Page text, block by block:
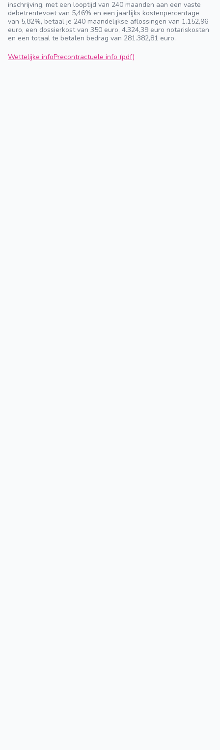
inschrijving, met een looptijd van 240 maanden aan een vaste
debetrentevoet van 5,46% en een jaarlijks kostenpercentage
van 5,82%, betaal je 240 maandelijkse aflossingen van 1.152,96
euro, een dossierkost van 350 euro, 4.324,39 euro notariskosten
en een totaal te betalen bedrag van 281.382,81 euro.
Wettelijke infoPrecontractuele info (pdf)